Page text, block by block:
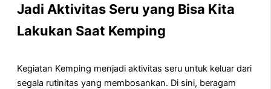
Jadi Aktivitas Seru yang Bisa Kita
Lakukan Saat Kemping
Kegiatan Kemping menjadi aktivitas seru untuk keluar dari
segala rutinitas yang membosankan. Di sini, beragam